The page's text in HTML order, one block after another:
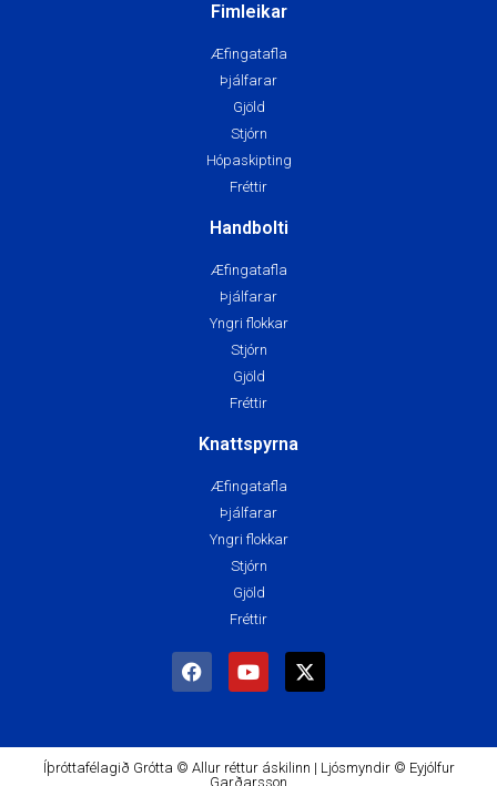
Fimleikar
Æfingatafla
Þjálfarar
Gjöld
Stjórn
Hópaskipting
Fréttir
Handbolti
Æfingatafla
Þjálfarar
Yngri flokkar
Stjórn
Gjöld
Fréttir
Knattspyrna
Æfingatafla
Þjálfarar
Yngri flokkar
Stjórn
Gjöld
Fréttir
Íþróttafélagið Grótta © Allur réttur áskilinn | Ljósmyndir © Eyjólfur
Garðarsson